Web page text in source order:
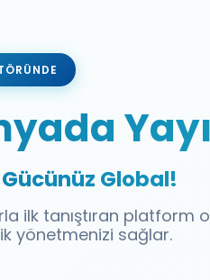
Global!
ilk tanıştıran platform
yönetmenizi sağlar.